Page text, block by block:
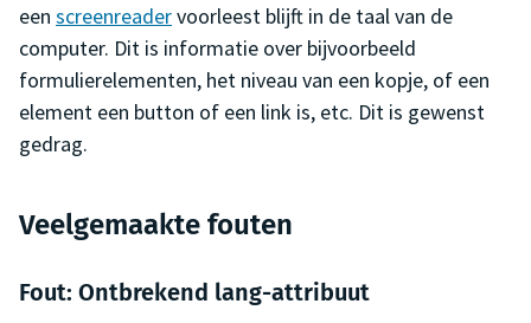
een screenreadervoorleest blijft in de taal van de
computer. Dit is informatie over bijvoorbeeld
formulierelementen, het niveau van een kopje, of een
element een button of een link is, etc. Dit is gewenst
gedrag.
Veelgemaakte fouten
Fout: Ontbrekend lang-attribuut